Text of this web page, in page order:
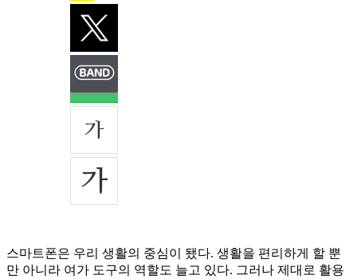
스마트폰은 우리 생활의 중심이 됐다. 생활을 편리하게 할 뿐
만 아니라 여가 도구의 역할도 늘고 있다. 그러나 제대로 활용